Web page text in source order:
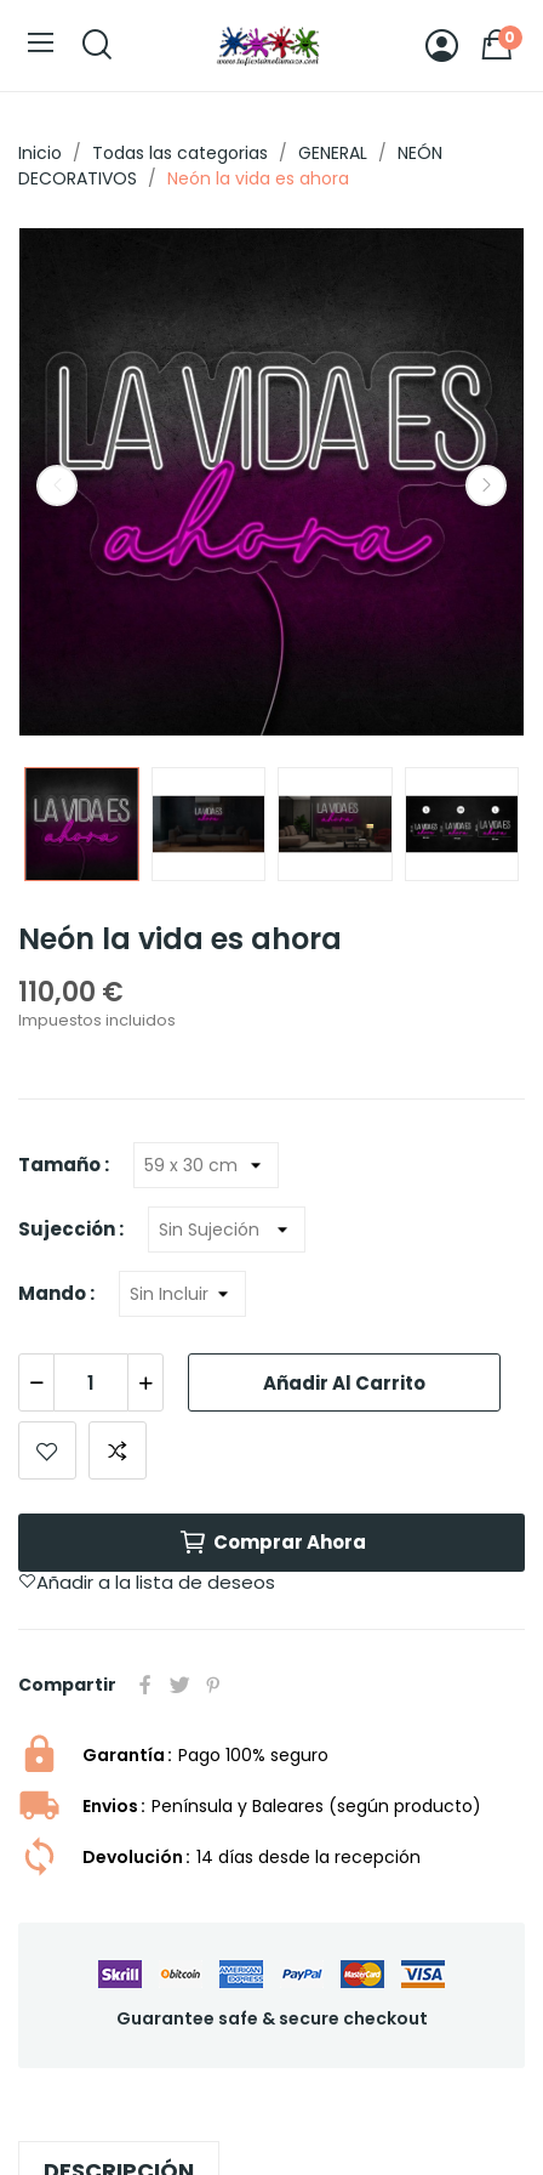
0
Inicio Todas las categorias GENERAL
NEÓN
DECORATIVOS
Neón la vida es ahora
Neón la vida es ahora
110,00 €
Impuestos incluidos
Tamaño :
Sujección :
Mando :
Añadir Al Carrito
Comprar Ahora
Añadir a la lista de deseos
Compartir
Garantía Pago 100% seguro
Envios Península y Baleares (según producto)
Devolución 14 dí­as desde la recepción
Guarantee safe & secure checkout